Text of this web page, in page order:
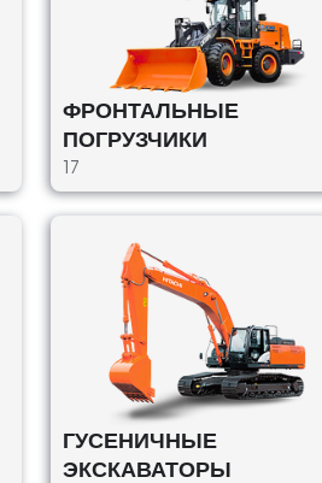
ФРОНТАЛЬНЫЕ
ПОГРУЗЧИКИ
17
ГУСЕНИЧНЫЕ
ЭКСКАВАТОРЫ